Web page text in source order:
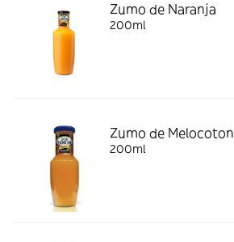
Zumo de Naranja
200ml
Zumo de Melocoton
200ml